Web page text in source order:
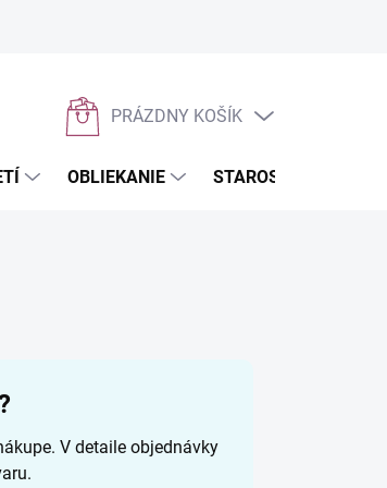
NÁKUPNÝ
PRÁZDNY KOŠÍK
OBLIEKANIE STAROSTLIVOSŤ O
V detaile objednávky